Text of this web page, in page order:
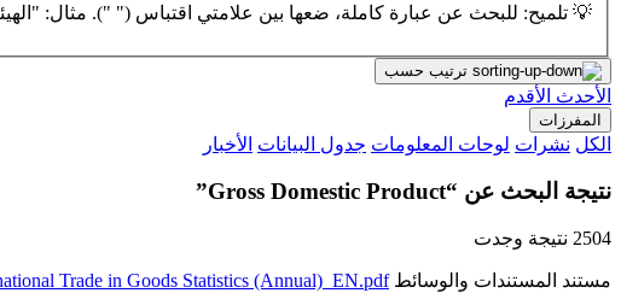
💡 تلميح: للبحث عن عبارة كاملة، ضعها بين علامتي اقتباس (" "). مثال:
ترتيب حسب
الأحدث الأقدم
المفرزات
الكل نشرات لوحات المعلومات جدول البيانات الأخبار
نتيجة البحث عن “Gross Domestic Product”
2504 نتيجة وجدت
مستند المستندات والوسائط Trade in Goods Statistics (Annual)_EN.pdf